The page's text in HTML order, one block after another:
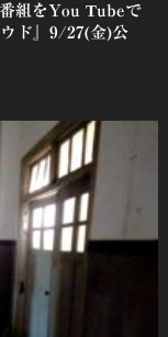
組をYou Tubeで
ド』9/27(金)公